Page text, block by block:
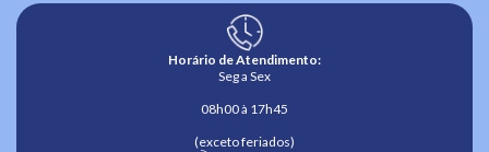
Horário de Atendimento:
Seg a Sex
08h00 à 17h45
(exceto feriados)